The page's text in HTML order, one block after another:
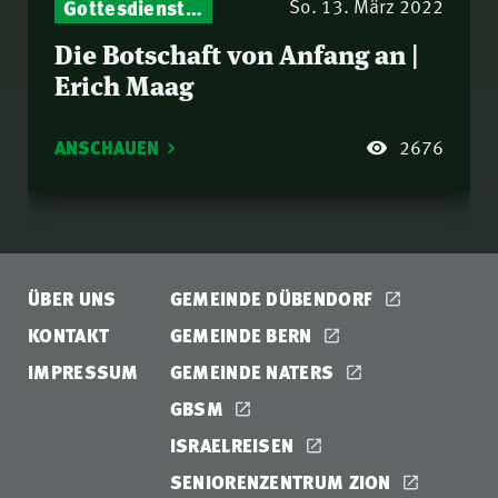
Gottesdienst-Botschaften – Jeden Sonntag neu: Aktuelle Predigten vom Mitternachtsruf So. 13. März 2022
Die Botschaft von Anfang an |
Erich Maag
ANSCHAUEN 2676
ÜBER UNS
KONTAKT
IMPRESSUM
GEMEINDE DÜBENDORF
GEMEINDE BERN
GEMEINDE NATERS
GBSM
ISRAELREISEN
SENIORENZENTRUM ZION